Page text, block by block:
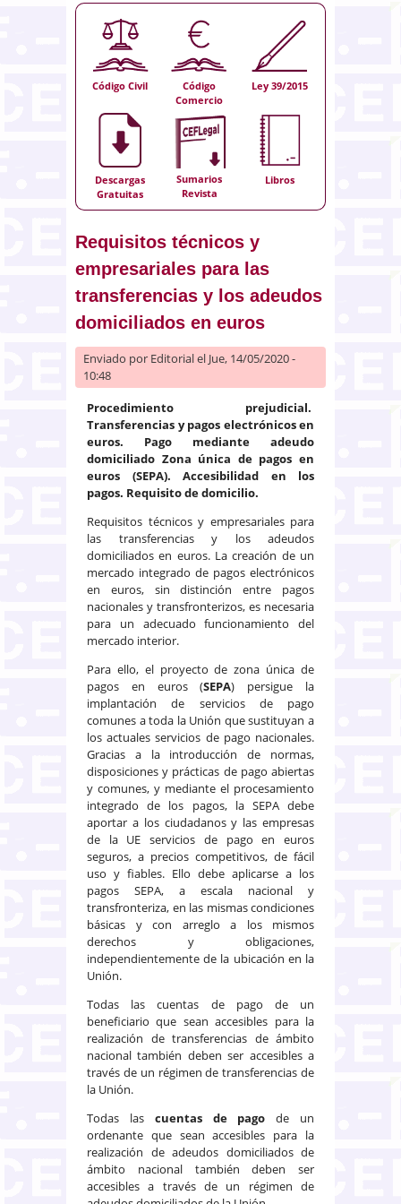
Código Civil
Código
Comercio
Ley 39/2015
Descargas
Gratuitas
Sumarios
Revista
Libros
Requisitos técnicos y
empresariales para las
transferencias y los adeudos
domiciliados en euros
Enviado por Editorialel Jue, 14/05/2020 -
10:48
Procedimiento prejudicial.
Transferencias y pagos electrónicos en
euros. Pago mediante adeudo
domiciliado Zona única de pagos en
euros (SEPA). Accesibilidad en los
pagos. Requisito de domicilio.
Requisitos técnicos y empresariales para
las transferencias y los adeudos
domiciliados en euros. La creación de un
mercado integrado de pagos electrónicos
en euros, sin distinción entre pagos
nacionales y transfronterizos, es necesaria
para un adecuado funcionamiento del
mercado interior.
Para ello, el proyecto de zona única de
pagos en euros (SEPA) persigue la
implantación de servicios de pago
comunes a toda la Unión que sustituyan a
los actuales servicios de pago nacionales.
Gracias a la introducción de normas,
disposiciones y prácticas de pago abiertas
y comunes, y mediante el procesamiento
integrado de los pagos, la SEPA debe
aportar a los ciudadanos y las empresas
de la UE servicios de pago en euros
seguros, a precios competitivos, de fácil
uso y fiables. Ello debe aplicarse a los
pagos SEPA, a escala nacional y
transfronteriza, en las mismas condiciones
básicas y con arreglo a los mismos
derechos y obligaciones,
independientemente de la ubicación en la
Unión.
Todas las cuentas de pago de un
beneficiario que sean accesibles para la
realización de transferencias de ámbito
nacional también deben ser accesibles a
través de un régimen de transferencias de
la Unión.
Todas las cuentas de pago de un
ordenante que sean accesibles para la
realización de adeudos domiciliados de
ámbito nacional también deben ser
accesibles a través de un régimen de